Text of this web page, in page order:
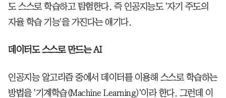
도 스스로 학습하고 탐험한다. 즉 인공지능도 '자기 주도의
자율 학습 기능'을 가진다는 얘기다.
데이터도 스스로 만드는 AI
인공지능 알고리즘 중에서 데이터를 이용해 스스로 학습하는
방법을 '기계학습(Machine Learning)'이라 한다. 그런데 이